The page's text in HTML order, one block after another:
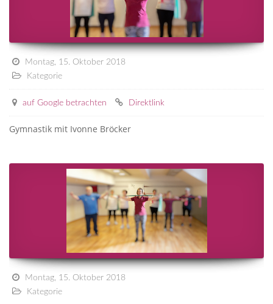
Montag, 15. Oktober 2018
Kategorie
auf Google betrachten Direktlink
Gymnastik mit Ivonne Bröcker
Montag, 15. Oktober 2018
Kategorie